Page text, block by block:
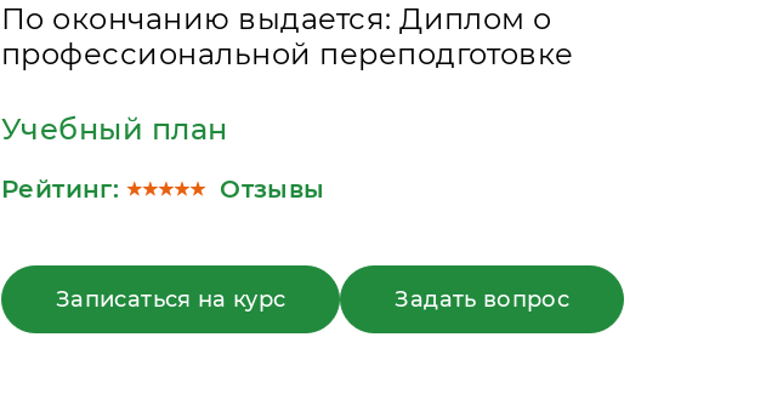
По окончанию выдается: Диплом о
профессиональной переподготовке
Учебный план
Рейтинг: Отзывы
Записаться на курс Задать вопрос